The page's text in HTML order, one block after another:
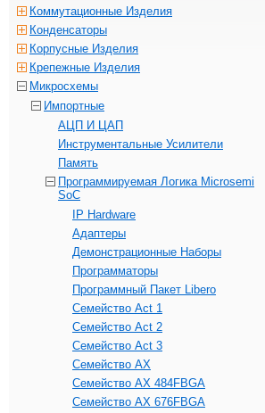
Коммутационные Изделия
Конденсаторы
Корпусные Изделия
Крепежные Изделия
Микросхемы
Импортные
АЦП И ЦАП
Инструментальные Усилители
Память
Программируемая Логика Microsemi
SoC
IP Hardware
Адаптеры
Демонстрационные Наборы
Программаторы
Программный Пакет Libero
Семейство Act 1
Семейство Act 2
Семейство Act 3
Семейство AX
Семейство AX 484FBGA
Семейство AX 676FBGA